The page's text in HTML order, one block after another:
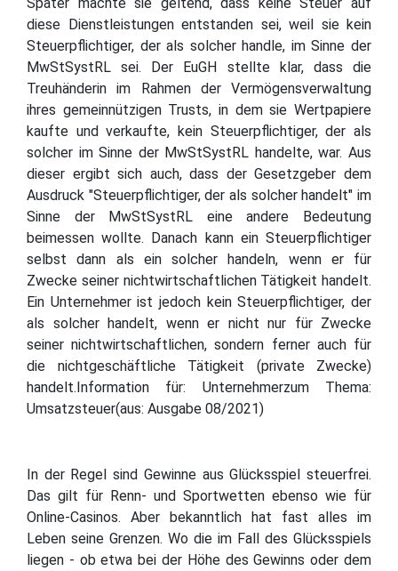
diese Dienstleistungen entstanden sei, weil sie kein
Steuerpflichtiger, der als solcher handle, im Sinne der
MwStSystRL sei. Der EuGH stellte klar, dass die
Treuhänderin im Rahmen der Vermögensverwaltung
ihres gemeinnützigen Trusts, in dem sie Wertpapiere
kaufte und verkaufte, kein Steuerpflichtiger, der als
solcher im Sinne der MwStSystRL handelte, war. Aus
dieser ergibt sich auch, dass der Gesetzgeber dem
Ausdruck "Steuerpflichtiger, der als solcher handelt" im
Sinne der MwStSystRL eine andere Bedeutung
beimessen wollte. Danach kann ein Steuerpflichtiger
selbst dann als ein solcher handeln, wenn er für
Zwecke seiner nichtwirtschaftlichen Tätigkeit handelt.
Ein Unternehmer ist jedoch kein Steuerpflichtiger, der
als solcher handelt, wenn er nicht nur für Zwecke
seiner nichtwirtschaftlichen, sondern ferner auch für
die nichtgeschäftliche Tätigkeit (private Zwecke)
handelt.Information für: Unternehmerzum Thema:
Umsatzsteuer(aus: Ausgabe 08/2021)
In der Regel sind Gewinne aus Glücksspiel steuerfrei.
Das gilt für Renn- und Sportwetten ebenso wie für
Online-Casinos. Aber bekanntlich hat fast alles im
Leben seine Grenzen. Wo die im Fall des Glücksspiels
liegen - ob etwa bei der Höhe des Gewinns oder dem